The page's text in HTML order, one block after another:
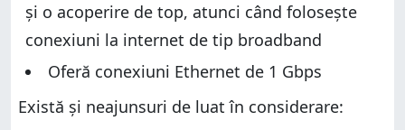
și o acoperire de top, atunci când folosește
conexiuni la internet de tip broadband
Oferă conexiuni Ethernet de 1 Gbps
Există și neajunsuri de luat în considerare: